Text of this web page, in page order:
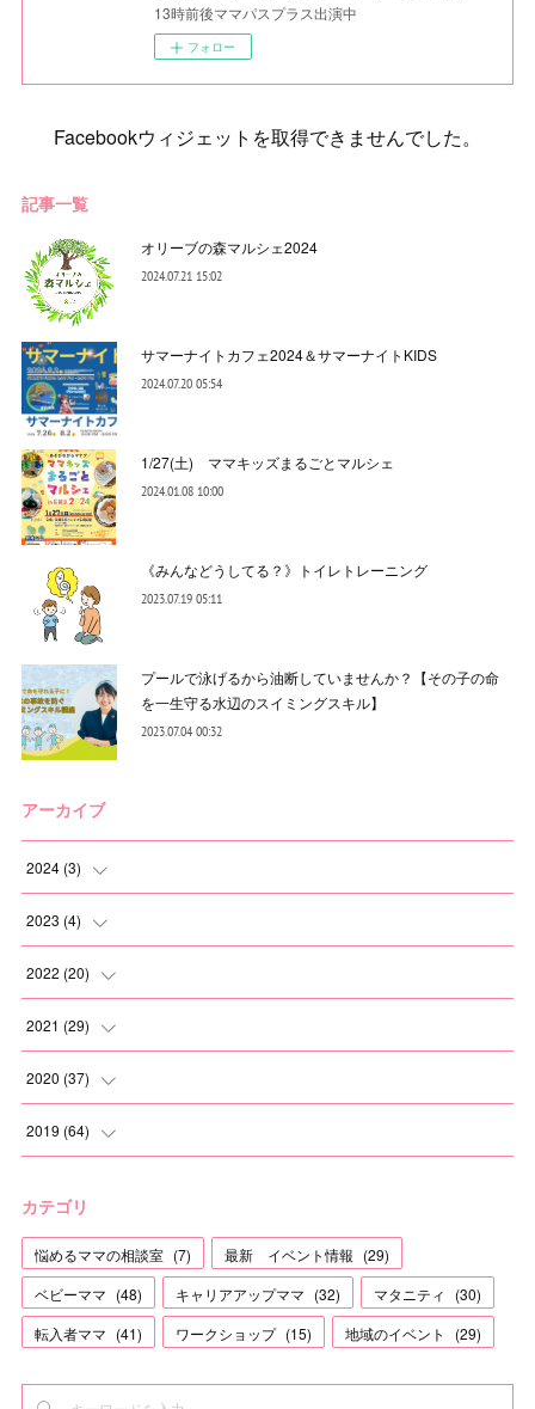
13時前後ママパスプラス出演中
フォロー
Facebookウィジェットを取得できませんでした。
記事一覧
オリーブの森マルシェ2024
2024.07.21 15:02
サマーナイトカフェ2024＆サマーナイトKIDS
2024.07.20 05:54
1/27(土) ママキッズまるごとマルシェ
2024.01.08 10:00
《みんなどうしてる？》トイレトレーニング
2023.07.19 05:11
プールで泳げるから油断していませんか？【その子の命
を一生守る水辺のスイミングスキル】
2023.07.04 00:32
アーカイブ
2024 (3)
( )
(1
2023 (4)
(2
(1
(1
2022 (20)
(1
(1
(3
(1)
2021 (29)
(6
(2
(1)
(1)
2020 (37)
(2
(2)
(3)
(2)
2019 (64)
(12)
(5)
(1)
カテゴリ
悩めるママの相談室 (7) 最新 イベント情報 (29)
ベビーママ (48) キャリアアップママ (32) マタニティ (30)
転入者ママ (41) ワークショップ (15) 地域のイベント (29)